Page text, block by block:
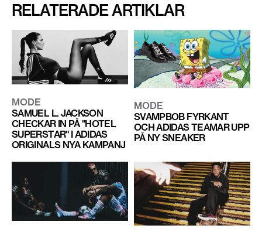
RELATERADE ARTIKLAR
MODE
SAMUEL L. JACKSON
CHECKAR IN PÅ "HOTEL
SUPERSTAR" I ADIDAS
ORIGINALS NYA KAMPANJ
MODE
SVAMPBOB FYRKANT
OCH ADIDAS TEAMAR UPP
PÅ NY SNEAKER